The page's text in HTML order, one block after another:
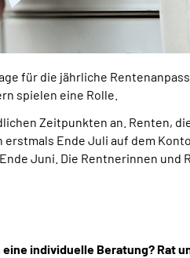
für die jährliche
spielen eine Rolle.
Zeitpunkten an. Renten,
Ende Juli auf dem
Juni. Die Rentnerinnen
individuelle Beratung? Rat